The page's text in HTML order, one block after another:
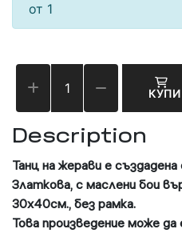
от 1
КУПИ
Description
Танц на жерави е създадена
Златкова, с маслени бои
30х40см., без рамка.
Това произведение може да